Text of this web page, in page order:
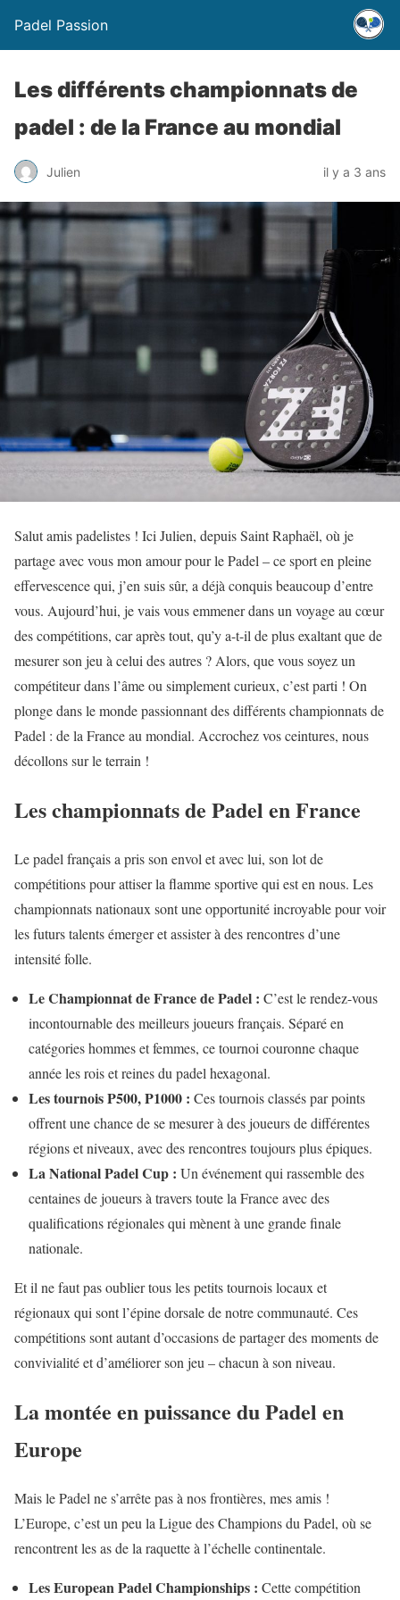
Padel Passion
Les différents championnats de
padel : de la France au mondial
Julien il y a 3 ans
Salut amis padelistes ! Ici Julien, depuis Saint Raphaël, où je
partage avec vous mon amour pour le Padel – ce sport en pleine
effervescence qui, j’en suis sûr, a déjà conquis beaucoup d’entre
vous. Aujourd’hui, je vais vous emmener dans un voyage au cœur
des compétitions, car après tout, qu’y a-t-il de plus exaltant que de
mesurer son jeu à celui des autres ? Alors, que vous soyez un
compétiteur dans l’âme ou simplement curieux, c’est parti ! On
plonge dans le monde passionnant des différents championnats de
Padel : de la France au mondial. Accrochez vos ceintures, nous
décollons sur le terrain !
Les championnats de Padel en France
Le padel français a pris son envol et avec lui, son lot de
compétitions pour attiser la flamme sportive qui est en nous. Les
championnats nationaux sont une opportunité incroyable pour voir
les futurs talents émerger et assister à des rencontres d’une
intensité folle.
Le Championnat de France de Padel : C’est le rendez-vous
incontournable des meilleurs joueurs français. Séparé en
catégories hommes et femmes, ce tournoi couronne chaque
année les rois et reines du padel hexagonal.
Les tournois P500, P1000 : Ces tournois classés par points
offrent une chance de se mesurer à des joueurs de différentes
régions et niveaux, avec des rencontres toujours plus épiques.
La National Padel Cup : Un événement qui rassemble des
centaines de joueurs à travers toute la France avec des
qualifications régionales qui mènent à une grande finale
nationale.
Et il ne faut pas oublier tous les petits tournois locaux et
régionaux qui sont l’épine dorsale de notre communauté. Ces
compétitions sont autant d’occasions de partager des moments de
convivialité et d’améliorer son jeu – chacun à son niveau.
La montée en puissance du Padel en
Europe
Mais le Padel ne s’arrête pas à nos frontières, mes amis !
L’Europe, c’est un peu la Ligue des Champions du Padel, où se
rencontrent les as de la raquette à l’échelle continentale.
Les European Padel Championships : Cette compétition